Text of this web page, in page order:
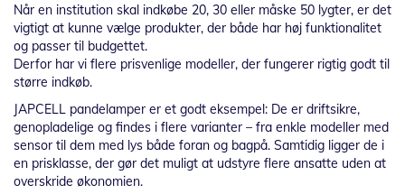
Når en institution skal indkøbe 20, 30 eller måske 50 lygter, er det
vigtigt at kunne vælge produkter, der både har høj funktionalitet
og passer til budgettet.
Derfor har vi flere prisvenlige modeller, der fungerer rigtig godt til
større indkøb.
JAPCELL pandelamper er et godt eksempel: De er driftsikre,
genopladelige og findes i flere varianter – fra enkle modeller med
sensor til dem med lys både foran og bagpå. Samtidig ligger de i
en prisklasse, der gør det muligt at udstyre flere ansatte uden at
overskride økonomien.